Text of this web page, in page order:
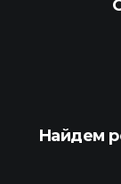
Найдем